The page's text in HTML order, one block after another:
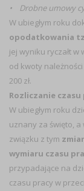
• Drobne umowy
W ubiegłym roku
opodatkowania
jej wyniku ryczałt w
od kwoty
200 zł.
Rozliczanie czasu
W ubiegłym roku
uznany za święto,
związku z tym
wymiaru czasu
przypadające na
czasu pracy w